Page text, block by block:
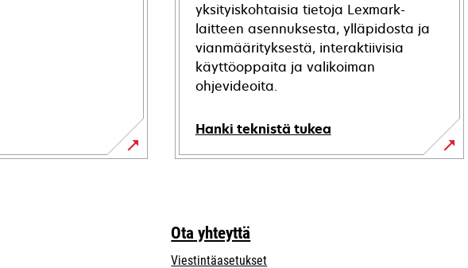
yksityiskohtaisia tietoja Lexmark-
laitteen asennuksesta, ylläpidosta ja
vianmäärityksestä, interaktiivisia
käyttöoppaita ja valikoiman
ohjevideoita.
Hanki teknistä tukea
opens
tab
Ota yhteyttä
Viestintäasetukset